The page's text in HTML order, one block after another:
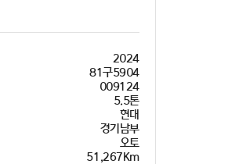
2024
81구5904
009124
5.5톤
현대
경기남부
오토
51,267Km